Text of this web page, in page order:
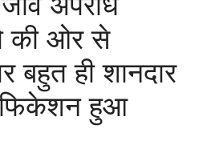
की ओर से
बहुत ही शानदार
हुआ